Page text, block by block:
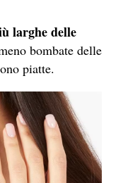
larghe delle
bombate delle
piatte.